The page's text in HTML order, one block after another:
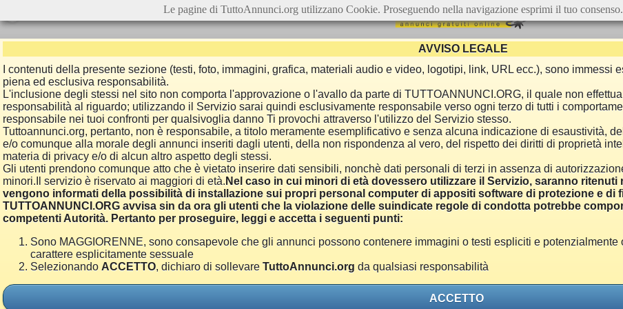
AVVISO LEGALE
I contenuti della presente sezione (testi, foto, immagini, grafica, materiali audio e video, logotipi, link, URL ecc.), sono
piena ed esclusiva responsabilità.
L'inclusione degli stessi nel sito non comporta l'approvazione o l'avallo da parte di TUTTOANNUNCI.ORG, il quale non
responsabilità al riguardo; utilizzando il Servizio sarai quindi esclusivamente responsabile verso ogni terzo di tutti i
responsabile nei tuoi confronti per qualsivoglia danno Ti provochi attraverso l'utilizzo del Servizio stesso.
Tuttoannunci.org, pertanto, non è responsabile, a titolo meramente esemplificativo e senza alcuna indicazione di esaustività,
e/o comunque alla morale degli annunci inseriti dagli utenti, della non rispondenza al vero, del rispetto dei diritti di proprietà
materia di privacy e/o di alcun altro aspetto degli stessi.
Gli utenti prendono comunque atto che è vietato inserire dati sensibili, nonchè dati personali di terzi in assenza di
minori.Il servizio è riservato ai maggiori di età. Nel caso in cui minori di età dovessero utilizzare il Servizio, saranno
vengono informati della possibilità di installazione sui propri personal computer di appositi software di protezione e di
TUTTOANNUNCI.ORG avvisa sin da ora gli utenti che la violazione delle suindicate regole di condotta potrebbe
competenti Autorità. Pertanto per proseguire, leggi e accetta i seguenti punti:
Sono MAGGIORENNE, sono consapevole che gli annunci possono contenere immagini o testi espliciti e
carattere esplicitamente sessuale
Selezionando ACCETTO, dichiaro di sollevare TuttoAnnunci.org da qualsiasi responsabilità
ACCETTO
Le pagine di TuttoAnnunci.org utilizzano Cookie. Proseguendo nella navigazione esprimi il tuo consenso.